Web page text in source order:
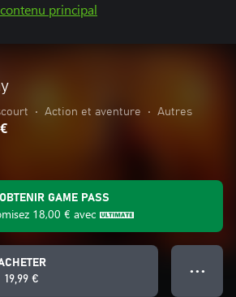
principal
• Action et aventure • Autres
OBTENIR GAME PASS
18,00 € avec
19,99 €
● ● ●